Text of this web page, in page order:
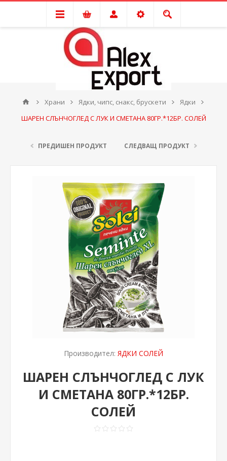
Храни Ядки, чипс, снакс, брускети
Ядки
ШАРЕН СЛЪНЧОГЛЕД С ЛУК И СМЕТАНА 80ГР.*12БР. СОЛЕЙ
ПРЕДИШЕН ПРОДУКТ СЛЕДВАЩ ПРОДУКТ
Производител: ЯДКИ СОЛЕЙ
ШАРЕН СЛЪНЧОГЛЕД С ЛУК
И СМЕТАНА 80ГР.*12БР.
СОЛЕЙ